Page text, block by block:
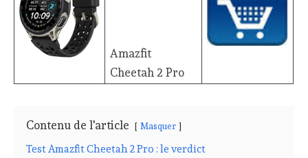
Amazfit
Cheetah 2 Pro
Contenu de l'article Masquer
Test Amazfit Cheetah 2 Pro : le verdict